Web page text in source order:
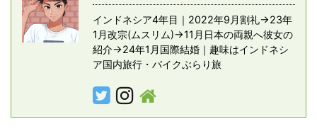
インドネシア4年目｜2022年9月割礼→23年
1月改宗(ムスリム)→11月日本の両親へ彼女の
紹介→24年1月国際結婚｜趣味はインドネシ
ア国内旅行・バイクぶらり旅